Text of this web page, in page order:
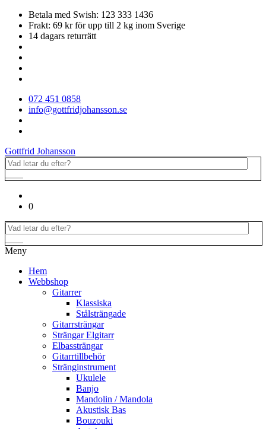
Betala med Swish: 123 333 1436
Frakt: 69 kr för upp till 2 kg inom Sverige
14 dagars returrätt
072 451 0858
info@gottfridjohansson.se
Gottfrid Johansson
0
Meny
Hem
Webbshop
Gitarrer
Klassiska
Stålsträngade
Gitarrsträngar
Strängar Elgitarr
Elbassträngar
Gitarrtillbehör
Stränginstrument
Ukulele
Banjo
Mandolin / Mandola
Akustisk Bas
Bouzouki